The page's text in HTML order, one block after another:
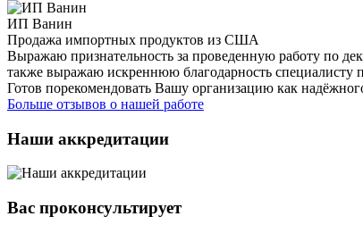
ИП Ванин
Продажа импортных продуктов из США
Выражаю признательность за проведенную работу по
также выражаю искреннюю благодарность специалисту
Готов порекомендовать Вашу организацию как
Больше отзывов о нашей работе
Наши аккредитации
Вас проконсультирует